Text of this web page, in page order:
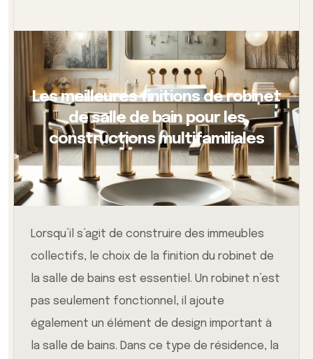
Les meilleures finitions de robinet
de salle de bain pour les
constructions multifamiliales
Lorsqu’il s’agit de construire des immeubles
collectifs, le choix de la finition du robinet de
la salle de bains est essentiel. Un robinet n’est
pas seulement fonctionnel, il ajoute
également un élément de design important à
la salle de bains. Dans ce type de résidence, la